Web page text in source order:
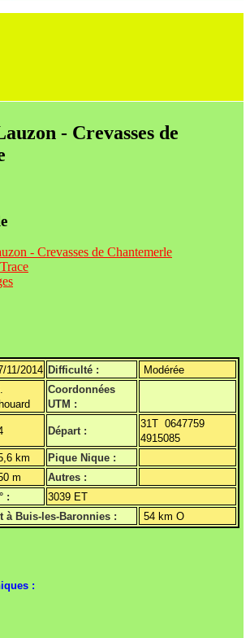
- Crevasses de
- Crevasses de Chantemerle
11/2014 Difficulté :
Modérée
Coordonnées
UTM :
Départ :
31T 0647759
4915085
km
Pique Nique :
m
Autres :
:
3039 ET
à Buis-les-Baronnies :
54 km O
: